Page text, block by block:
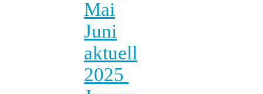
Mai
Juni
aktuell
2025